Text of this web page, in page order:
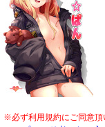
※必ず利用規約にご同意頂